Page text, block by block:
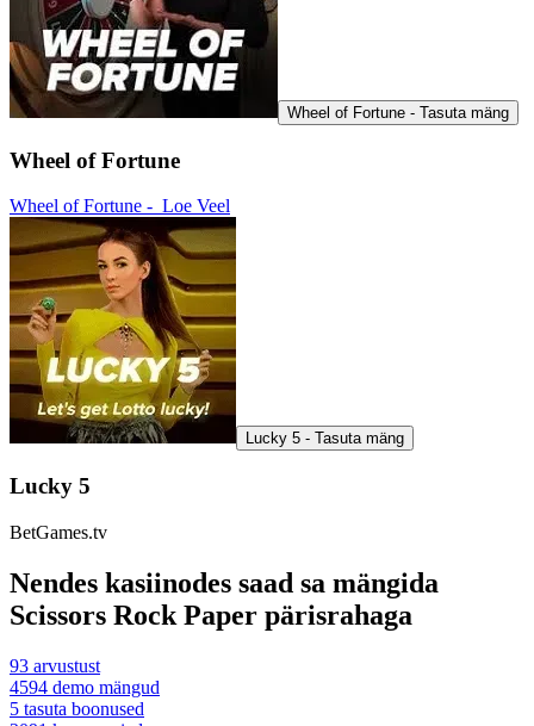
Wheel of Fortune - Tasuta mäng
Wheel of Fortune
Wheel of Fortune - Loe Veel
Lucky 5 - Tasuta mäng
Lucky 5
BetGames.tv
Nendes kasiinodes saad sa mängida
Scissors Rock Paper pärisrahaga
93 arvustust
4594 demo mängud
5 tasuta boonused